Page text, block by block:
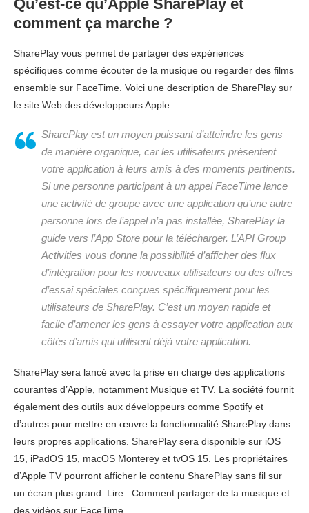
Qu’est-ce qu’Apple SharePlay et
comment ça marche ?
SharePlay vous permet de partager des expériences
spécifiques comme écouter de la musique ou regarder des films
ensemble sur FaceTime. Voici une description de SharePlay sur
le site Web des développeurs Apple :
SharePlay est un moyen puissant d’atteindre les gens
de manière organique, car les utilisateurs présentent
votre application à leurs amis à des moments pertinents.
Si une personne participant à un appel FaceTime lance
une activité de groupe avec une application qu’une autre
personne lors de l’appel n’a pas installée, SharePlay la
guide vers l’App Store pour la télécharger. L’API Group
Activities vous donne la possibilité d’afficher des flux
d’intégration pour les nouveaux utilisateurs ou des offres
d’essai spéciales conçues spécifiquement pour les
utilisateurs de SharePlay. C’est un moyen rapide et
facile d’amener les gens à essayer votre application aux
côtés d’amis qui utilisent déjà votre application.
SharePlay sera lancé avec la prise en charge des applications
courantes d’Apple, notamment Musique et TV. La société fournit
également des outils aux développeurs comme Spotify et
d’autres pour mettre en œuvre la fonctionnalité SharePlay dans
leurs propres applications. SharePlay sera disponible sur iOS
15, iPadOS 15, macOS Monterey et tvOS 15. Les propriétaires
d’Apple TV pourront afficher le contenu SharePlay sans fil sur
un écran plus grand. Lire : Comment partager de la musique et
des vidéos sur FaceTime